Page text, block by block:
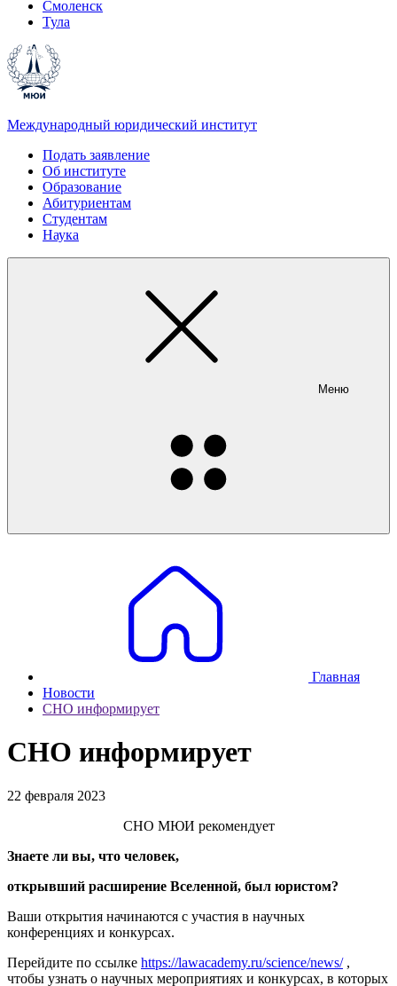
Смоленск
Тула
Международный юридический институт
Подать заявление
Об институте
Образование
Абитуриентам
Студентам
Наука
Меню
Главная
Новости
СНО информирует
СНО информирует
22 февраля 2023
СНО МЮИ рекомендует
Знаете ли вы, что человек,
открывший расширение Вселенной, был юристом?
Ваши открытия начинаются с участия в научных
конференциях и конкурсах.
Перейдите по ссылке https://lawacademy.ru/science/news/,
чтобы узнать о научных мероприятиях и конкурсах, в которых